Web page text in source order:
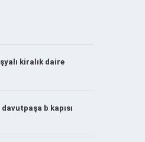
kiralık daire
b kapısı